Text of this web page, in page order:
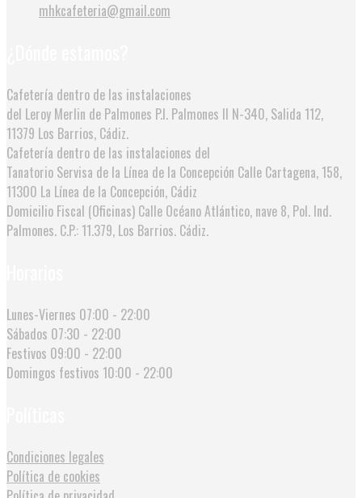
mhkcafeteria@gmail.com
Cafetería dentro de las instalaciones
del Leroy Merlin de Palmones P.I. Palmones II N-340, Salida 112,
11379 Los Barrios, Cádiz.
Cafetería dentro de las instalaciones del
Tanatorio Servisa de la Línea de la Concepción Calle Cartagena, 158,
11300 La Línea de la Concepción, Cádiz
Domicilio Fiscal (Oficinas) Calle Océano Atlántico, nave 8, Pol. Ind.
Palmones. C.P.: 11.379, Los Barrios. Cádiz.
Lunes-Viernes 07:00 - 22:00
Sábados 07:30 - 22:00
Festivos 09:00 - 22:00
Domingos festivos 10:00 - 22:00
Condiciones legales
Política de cookies